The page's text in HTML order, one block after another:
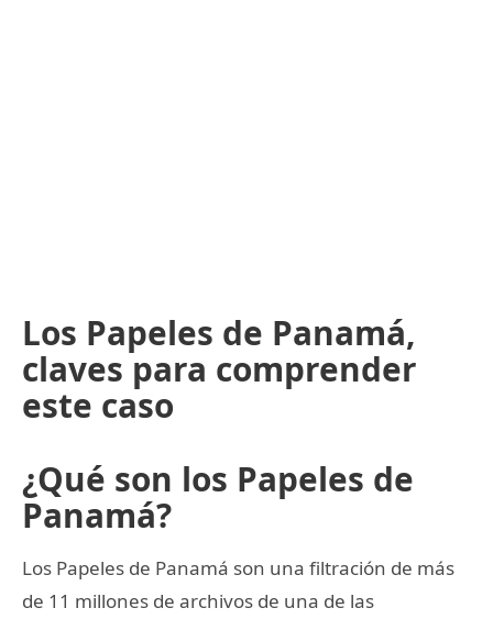
Los Papeles de Panamá,
claves para comprender
este caso
¿Qué son los Papeles de
Panamá?
Los Papeles de Panamá son una filtración de más
de 11 millones de archivos de una de las